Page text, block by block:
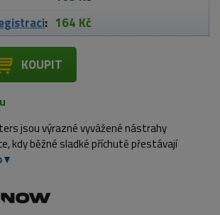
: 164 Kč
KOUPIT
jsou výrazné vyvážené nástrahy
kdy běžné sladké příchutě přestávají